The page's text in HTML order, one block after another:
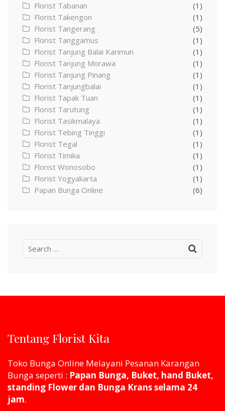
Florist Tabanan
(1)
Florist Takengon
(1)
Florist Tangerang
(5)
Florist Tanggamus
(1)
Florist Tanjung Balai Karimun
(1)
Florist Tanjung Morawa
(1)
Florist Tanjung Pinang
(1)
Florist Tanjungbalai
(1)
Florist Tapak Tuan
(1)
Florist Tarutung
(1)
Florist Tasikmalaya
(1)
Florist Tebing Tinggi
(1)
Florist Tegal
(1)
Florist Timika
(1)
Florist Wonosobo
(1)
Florist Yogyakarta
(1)
Papan Bunga Online
(6)
Search
Tentang Florist Kita
Toko Bunga Online Melayani Pesanan Karangan
Bunga seperti : Papan Bunga, Buket, hand Buket,
standing Flower dan Bunga Krans selama 24
jam.